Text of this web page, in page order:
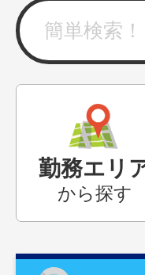
勤務エリ
から探す